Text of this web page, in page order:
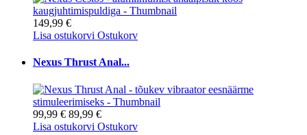
149,99 €
Lisa ostukorvi Ostukorv
Nexus Thrust Anal...
99,99 € 89,99 €
Lisa ostukorvi Ostukorv